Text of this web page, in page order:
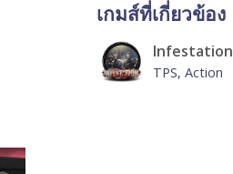
เกมส์ที่เกี่ยวข้อง
Infestation
TPS, Action